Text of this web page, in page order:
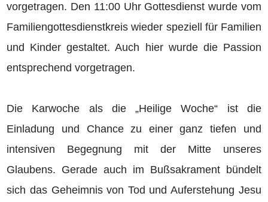
vorgetragen. Den 11:00 Uhr Gottesdienst wurde vom
Familiengottesdienstkreis wieder speziell für Familien
und Kinder gestaltet. Auch hier wurde die Passion
entsprechend vorgetragen.
Die Karwoche als die „Heilige Woche“ ist die
Einladung und Chance zu einer ganz tiefen und
intensiven Begegnung mit der Mitte unseres
Glaubens. Gerade auch im Bußsakrament bündelt
sich das Geheimnis von Tod und Auferstehung Jesu